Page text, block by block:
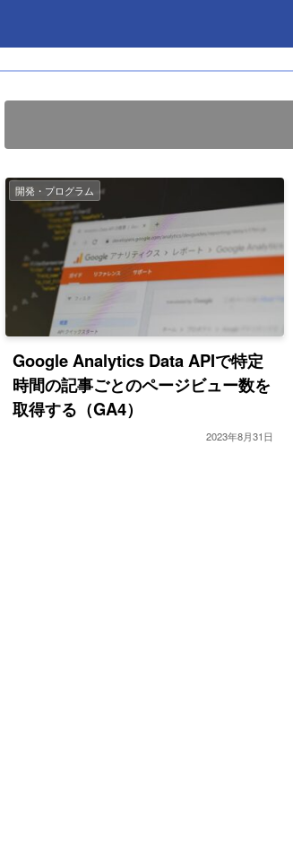
開発・プログラム
Google Analytics Data APIで特定
時間の記事ごとのページビュー数を
取得する（GA4）
2023年8月31日